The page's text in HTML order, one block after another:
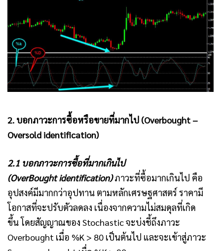
2. บอกภาวะการซื้อหรือขายที่มากไป (Overbought –
Oversold identification)
2.1 บอกภาวะการซื้อที่มากเกินไป
(OverBought identification)ภาวะที่ซื้อมากเกินไป คือ
อุปสงค์มีมากกว่าอุปทาน ตามหลักเศรษฐศาสตร์ ราคามี
โอกาสที่จะปรับตัวลดลง เนื่องจากความไม่สมดุลที่เกิด
ขึ้น โดยสัญญาณของ Stochastic จะบ่งชี้ถึงภาวะ
Overbought เมื่อ %K > 80 เป็นต้นไป และจะเข้าสู่ภาวะ